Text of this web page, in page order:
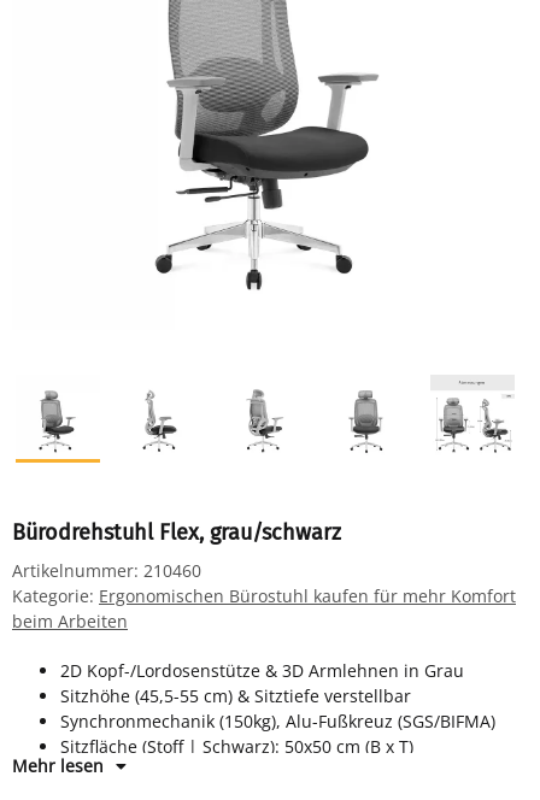
Bürodrehstuhl Flex, grau/schwarz
Artikelnummer: 210460
Kategorie: Ergonomischen Bürostuhl kaufen für mehr Komfort
beim Arbeiten
2D Kopf-/Lordosenstütze & 3D Armlehnen in Grau
Sitzhöhe (45,5-55 cm) & Sitztiefe verstellbar
Synchronmechanik (150kg), Alu-Fußkreuz (SGS/BIFMA)
Sitzfläche (Stoff | Schwarz): 50x50 cm (B x T)
Rückenlehne: Graue Netzbespannung,
Mehr lesen